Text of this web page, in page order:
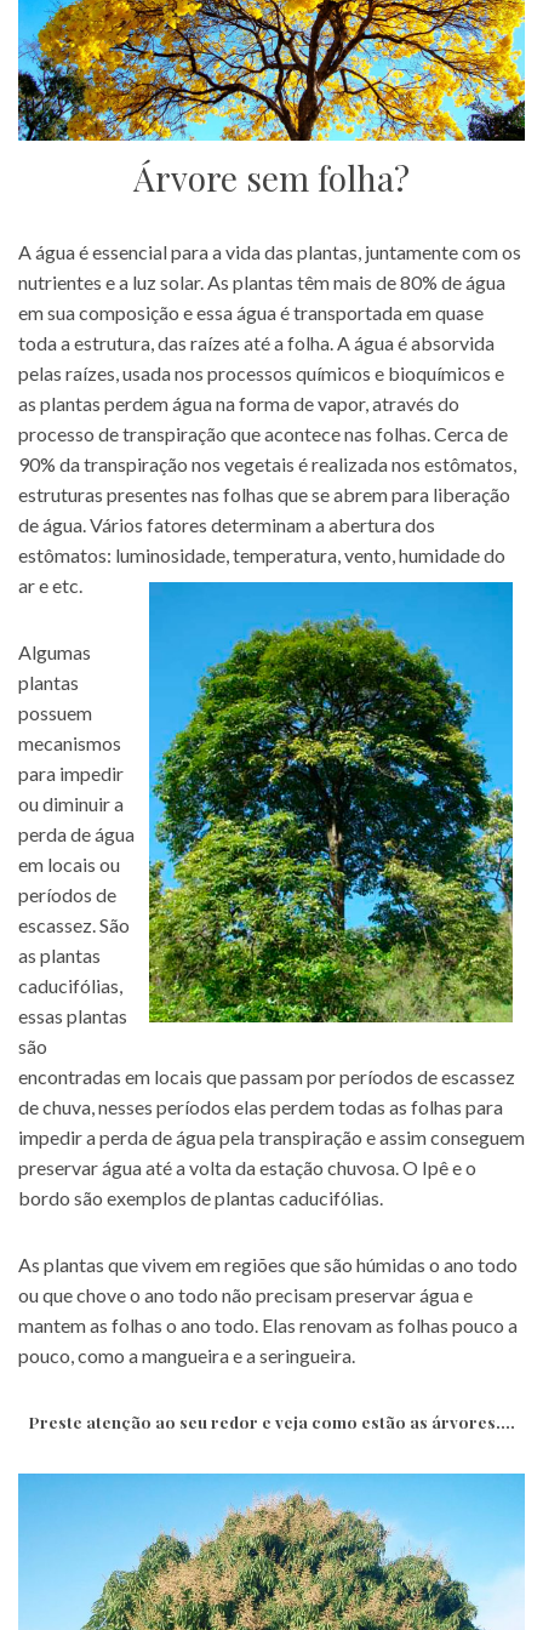
Árvore sem folha?
A água é essencial para a vida das plantas, juntamente com os
nutrientes e a luz solar. As plantas têm mais de 80% de água
em sua composição e essa água é transportada em quase
toda a estrutura, das raízes até a folha. A água é absorvida
pelas raízes, usada nos processos químicos e bioquímicos e
as plantas perdem água na forma de vapor, através do
processo de transpiração que acontece nas folhas. Cerca de
90% da transpiração nos vegetais é realizada nos estômatos,
estruturas presentes nas folhas que se abrem para liberação
de água. Vários fatores determinam a abertura dos
estômatos: luminosidade, temperatura, vento, humidade do
ar e etc.
Algumas
plantas
possuem
mecanismos
para impedir
ou diminuir a
perda de água
em locais ou
períodos de
escassez. São
as plantas
caducifólias,
essas plantas
são
encontradas em locais que passam por períodos de escassez
de chuva, nesses períodos elas perdem todas as folhas para
impedir a perda de água pela transpiração e assim conseguem
preservar água até a volta da estação chuvosa. O Ipê e o
bordo são exemplos de plantas caducifólias.
As plantas que vivem em regiões que são húmidas o ano todo
ou que chove o ano todo não precisam preservar água e
mantem as folhas o ano todo. Elas renovam as folhas pouco a
pouco, como a mangueira e a seringueira.
Preste atenção ao seu redor e veja como estão as árvores….